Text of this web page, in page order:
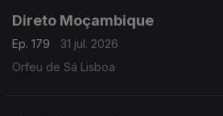
Direto Moçambique
Ep. 179
31 jul. 2026
Orfeu de Sá Lisboa